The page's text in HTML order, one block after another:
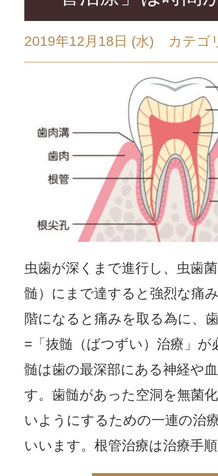
2019年12月18日 (水) カテゴ
虫歯が深くまで進行し、虫歯
髄）にまで達すると強烈な痛
階になると痛みを取る為に、
=「抜髄（ばつずい）治療」
髄は歯の最深部にある神経や
す。歯髄があった空洞を無菌
いようにするための一連の治
いいます。根管治療は治療手